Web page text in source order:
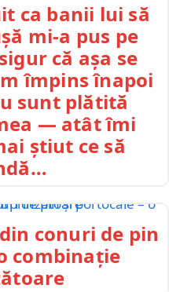
ca banii lui să
mi-a pus pe
că așa se
împins înapoi
sunt plătită
— atât îmi
știut ce să
conuri de pin
combinație